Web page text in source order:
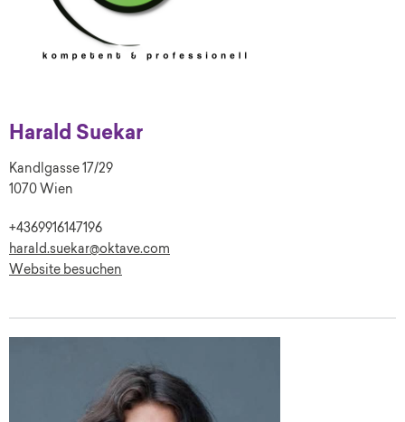
Harald Suekar
Kandlgasse 17/29
1070 Wien
+4369916147196
harald.suekar@oktave.com
Website besuchen